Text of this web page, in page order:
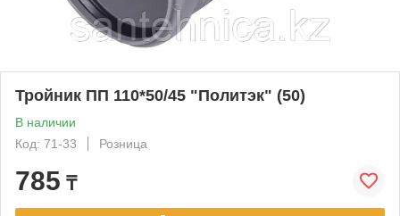
Тройник ПП 110*50/45 "Политэк" (50)
В наличии
Код: 71-33
Розница
785 ₸